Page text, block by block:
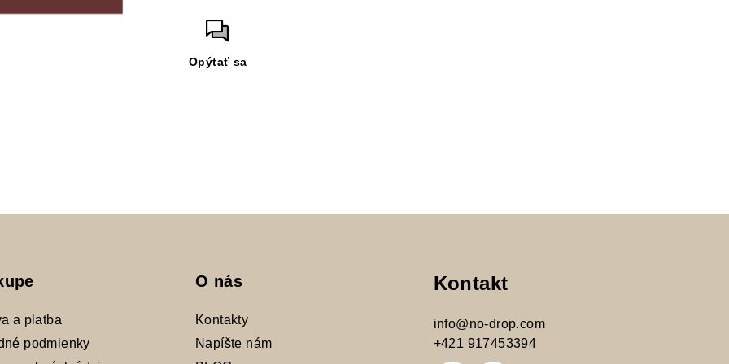
Opýtať sa
a platba
podmienky
O nás
Kontakty
Napíšte nám
Kontakt
info@no-drop.com
+421 917453394